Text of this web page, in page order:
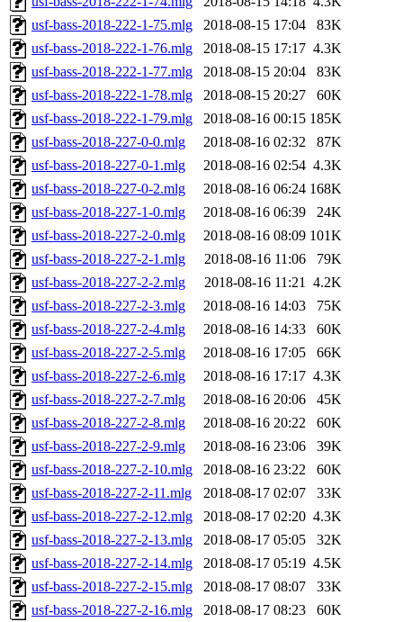
usf-bass-2018-222-1-75.mlg
2018-08-15 17:04
83K
usf-bass-2018-222-1-76.mlg
2018-08-15 17:17 4.3K
usf-bass-2018-222-1-77.mlg
2018-08-15 20:04
83K
usf-bass-2018-222-1-78.mlg
2018-08-15 20:27
60K
usf-bass-2018-222-1-79.mlg
2018-08-16 00:15 185K
usf-bass-2018-227-0-0.mlg
2018-08-16 02:32
87K
usf-bass-2018-227-0-1.mlg
2018-08-16 02:54 4.3K
usf-bass-2018-227-0-2.mlg
2018-08-16 06:24 168K
usf-bass-2018-227-1-0.mlg
2018-08-16 06:39
24K
usf-bass-2018-227-2-0.mlg
2018-08-16 08:09 101K
usf-bass-2018-227-2-1.mlg
2018-08-16 11:06
79K
usf-bass-2018-227-2-2.mlg
2018-08-16 11:21 4.2K
usf-bass-2018-227-2-3.mlg
2018-08-16 14:03
75K
usf-bass-2018-227-2-4.mlg
2018-08-16 14:33
60K
usf-bass-2018-227-2-5.mlg
2018-08-16 17:05
66K
usf-bass-2018-227-2-6.mlg
2018-08-16 17:17 4.3K
usf-bass-2018-227-2-7.mlg
2018-08-16 20:06
45K
usf-bass-2018-227-2-8.mlg
2018-08-16 20:22
60K
usf-bass-2018-227-2-9.mlg
2018-08-16 23:06
39K
usf-bass-2018-227-2-10.mlg
2018-08-16 23:22
60K
usf-bass-2018-227-2-11.mlg
2018-08-17 02:07
33K
usf-bass-2018-227-2-12.mlg
2018-08-17 02:20 4.3K
usf-bass-2018-227-2-13.mlg
2018-08-17 05:05
32K
usf-bass-2018-227-2-14.mlg
2018-08-17 05:19 4.5K
usf-bass-2018-227-2-15.mlg
2018-08-17 08:07
33K
usf-bass-2018-227-2-16.mlg
2018-08-17 08:23
60K